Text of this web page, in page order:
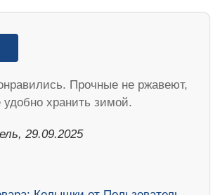
Прочные не ржавеют,
удобно хранить зимой.
29.09.2025